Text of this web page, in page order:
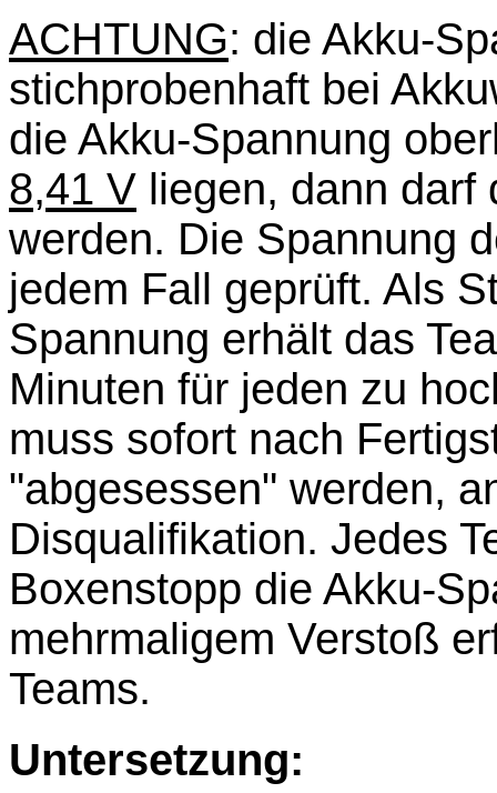
ACHTUNG: die Akku-
stichprobenhaft bei
die Akku-Spannung
8,41 V liegen, dann darf
werden. Die Spannung
jedem Fall geprüft. Als
Spannung erhält das
Minuten für jeden zu
muss sofort nach
"abgesessen" werden,
Disqualifikation. Jedes
Boxenstopp die Akku-
mehrmaligem Verstoß
Teams.
Untersetzung: